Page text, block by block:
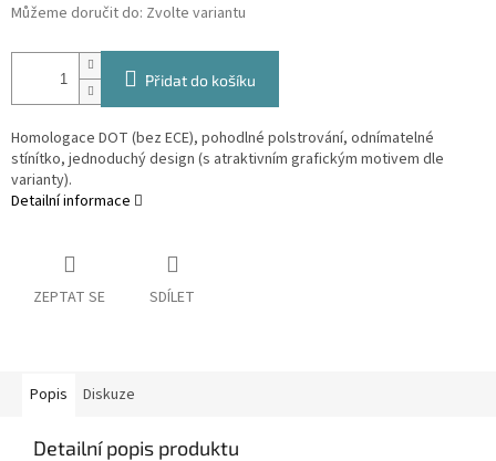
Můžeme doručit do: Zvolte variantu
Přidat do košíku
Homologace DOT (bez ECE), pohodlné polstrování, odnímatelné
stínítko, jednoduchý design (s atraktivním grafickým motivem dle
varianty).
Detailní informace
ZEPTAT SE SDÍLET
Popis Diskuze
Detailní popis produktu